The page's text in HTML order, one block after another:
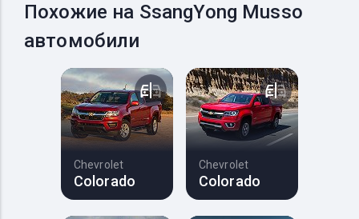
Похожие на SsangYong Musso
автомобили
Chevrolet
Colorado
Chevrolet
Colorado